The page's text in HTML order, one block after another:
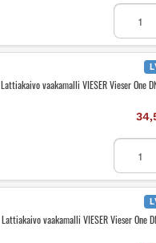
matala
VIESER
Vieser
1x32
määrä
Lattiakaivo vaakamalli VIESER Vieser One
VIESER
Vieser
One
3x32/
Lattiakaivo vaakamalli VIESER Vieser One